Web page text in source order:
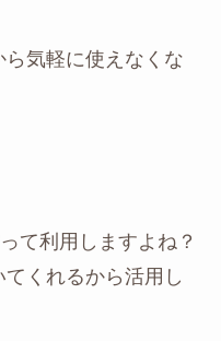
気軽に使えなくな
て利用しますよね？
くれるから活用し